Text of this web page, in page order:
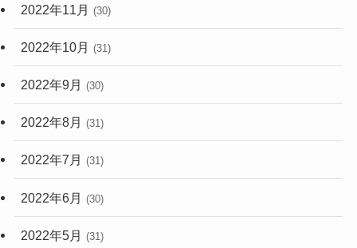
2022年11月 (30)
2022年10月 (31)
2022年9月 (30)
2022年8月 (31)
2022年7月 (31)
2022年6月 (30)
2022年5月 (31)